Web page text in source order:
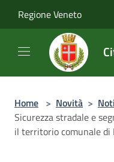
Regione Veneto
Home > Novità >
Sicurezza stradale e
il territorio comunale di